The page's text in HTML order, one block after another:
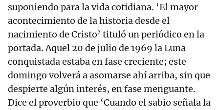
suponiendo para la vida cotidiana. ‘El mayor
acontecimiento de la historia desde el
nacimiento de Cristo’ tituló un periódico en la
portada. Aquel 20 de julio de 1969 la Luna
conquistada estaba en fase creciente; este
domingo volverá a asomarse ahí arriba, sin que
despierte algún interés, en fase menguante.
Dice el proverbio que ‘Cuando el sabio señala la